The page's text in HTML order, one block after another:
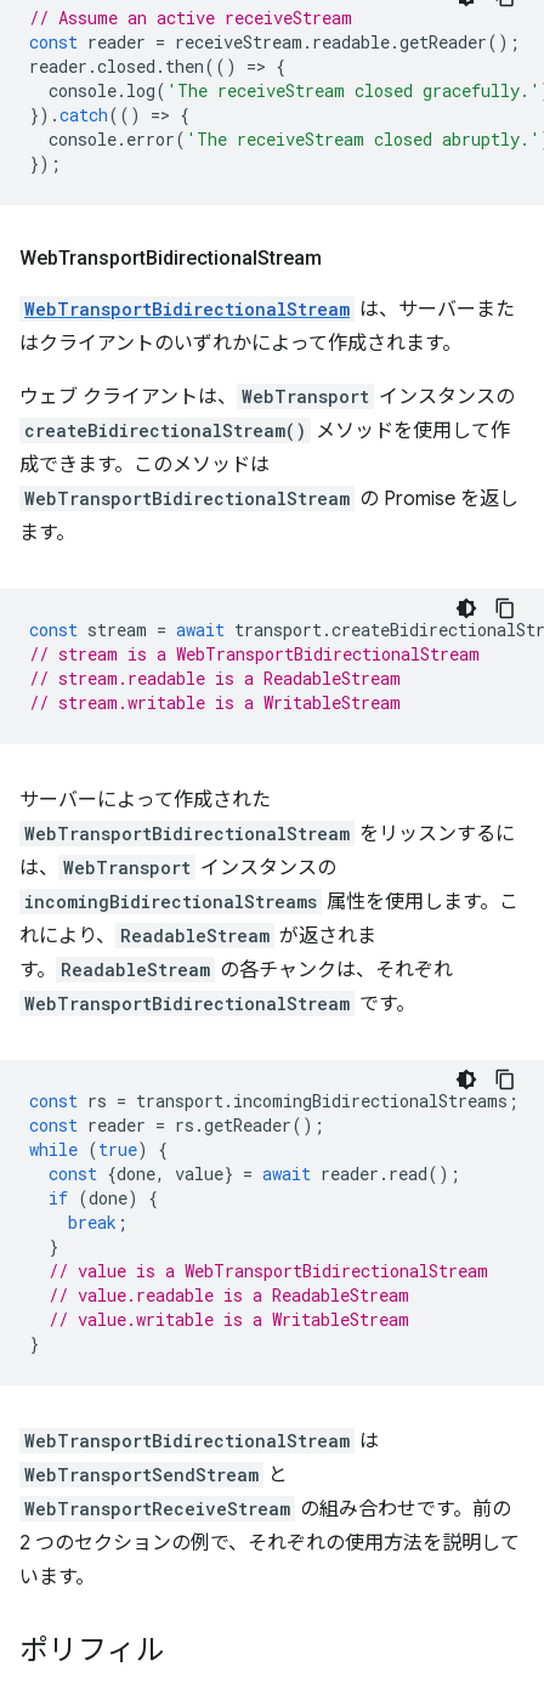
// Assume an active receiveStream
const reader = receiveStream . readable.getReader();
reader .closed . then(() => {
console. log( 'The receiveStream closed gracefully.'
}).catch(() => {
console. error( 'The receiveStream closed abruptly.'
});
WebTransportBidirectionalStream
WebTransportBidirectionalStream は、サーバーまた
はクライアントのいずれかによって作成されます。
ウェブ クライアントは、 WebTransport インスタンスの
createBidirectionalStream()
メソッドを使用して作
成できます。このメソッドは
WebTransportBidirectionalStream の Promise を返し
ます。
const stream = await transport.
// stream is a WebTransportBidirectionalStream
// stream.readable is a ReadableStream
// stream.writable is a WritableStream
サーバーによって作成された
WebTransportBidirectionalStream をリッスンするに
は、
WebTransport インスタンスの
incomingBidirectionalStreams 属性を使用します。こ
れにより、
ReadableStream が返されま
す。
ReadableStream の各チャンクは、それぞれ
WebTransportBidirectionalStream です。
const rs = transport. incomingBidirectionalStreams ;
const reader = rs .getReader();
while (true)
{
const {done, value} = await reader . read();
if (done)
{
break ;
}
// value is a WebTransportBidirectionalStream
// value.readable is a ReadableStream
// value.writable is a WritableStream
}
WebTransportBidirectionalStream は
WebTransportSendStream と
WebTransportReceiveStream の組み合わせです。前の
2 つのセクションの例で、それぞれの使用方法を説明して
います。
ポリフィル